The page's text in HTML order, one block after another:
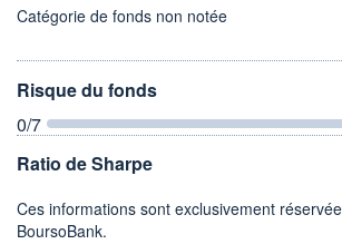
Catégorie de fonds non notée
Risque du fonds
0/7
Ratio de Sharpe
Ces informations sont exclusivement
BoursoBank.